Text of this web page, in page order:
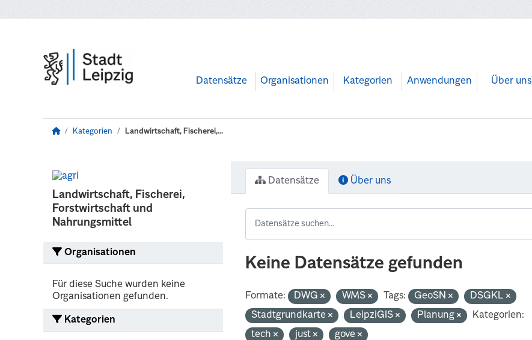
Datensätze Organisationen Kategorien Anwendungen Über uns
Kategorien Landwirtschaft, Fischerei,...
Landwirtschaft, Fischerei,
Forstwirtschaft und
Nahrungsmittel
Organisationen
Für diese Suche wurden keine
Organisationen gefunden.
Kategorien
Datensätze Über uns
Keine Datensätze gefunden
Formate: DWG WMS Tags: GeoSN
DSGKL
Stadtgrundkarte
LeipziGIS Planung
Kategorien:
tech
just gove